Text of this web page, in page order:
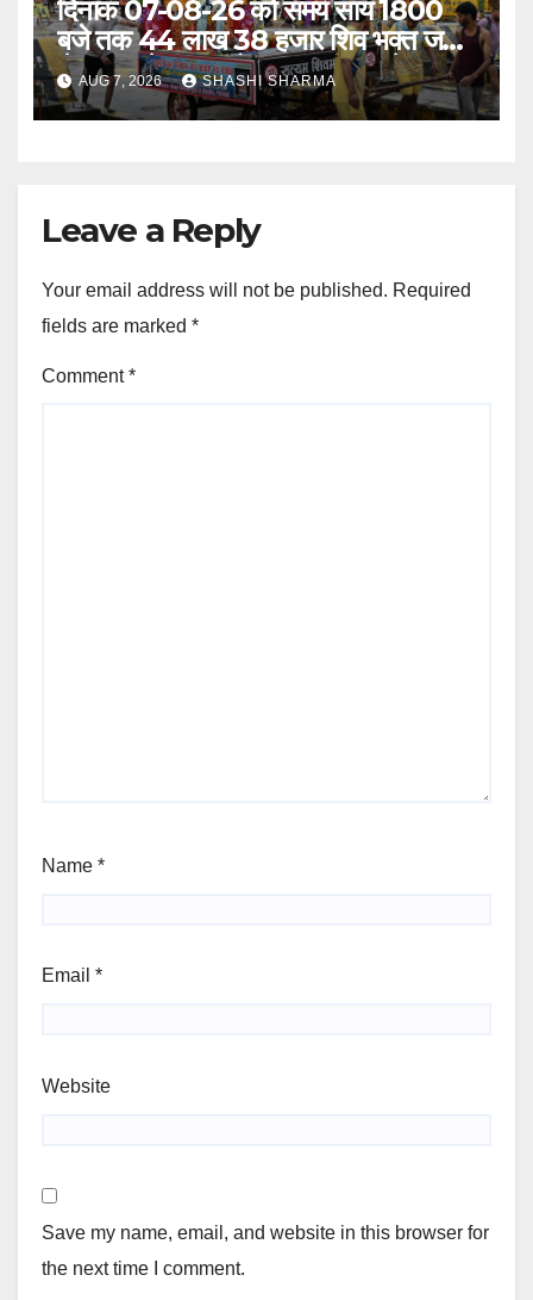
दिनांक 07-08-26 को समय साय 1800
बजे तक 44 लाख 38 हजार शिव भक्त जल
लेकर अपने गंतव्य को प्रस्थान कर चुके
AUG 7, 2026 SHASHI SHARMA
Leave a Reply
Your email address will not be published. Required
fields are marked *
Comment*
Name *
Email *
Website
Save my name, email, and website in this browser for
the next time I comment.